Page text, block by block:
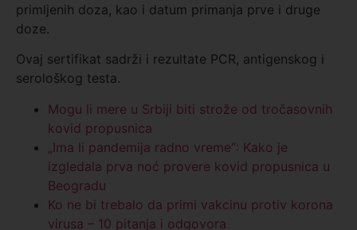
primljenih doza, kao i datum primanja prve i druge
doze.
Ovaj sertifikat sadrži i rezultate PCR, antigenskog i
serološkog testa.
Mogu li mere u Srbiji biti strože od tročasovnih
kovid propusnica
„Ima li pandemija radno vreme“: Kako je
izgledala prva noć provere kovid propusnica u
Beogradu
Ko ne bi trebalo da primi vakcinu protiv korona
virusa – 10 pitanja i odgovora